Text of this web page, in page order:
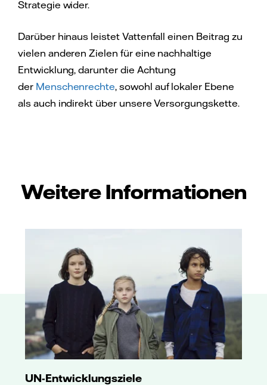
Strategie wider.
Darüber hinaus leistet Vattenfall einen Beitrag zu
vielen anderen Zielen für eine nachhaltige
Entwicklung, darunter die Achtung
der Menschenrechte, sowohl auf lokaler Ebene
als auch indirekt über unsere Versorgungskette.
Weitere Informationen
UN-Entwicklungsziele